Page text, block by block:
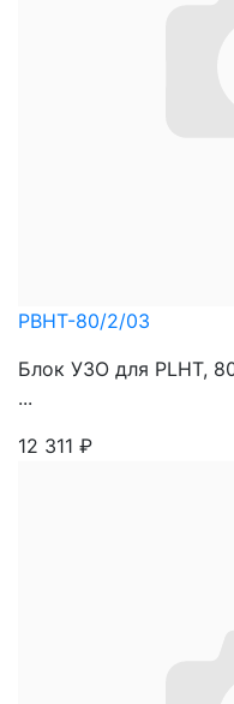
PBHT-80/2/03
Блок УЗО для PLHT,
...
12 311 ₽